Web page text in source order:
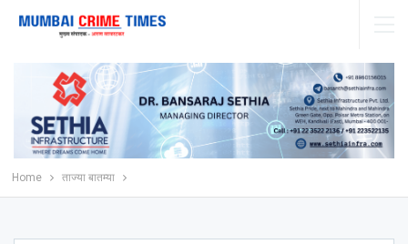
Home ताज्या बातम्या